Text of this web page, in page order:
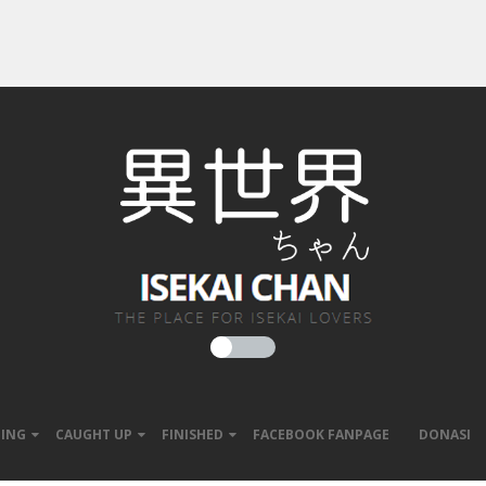
CAUGHT UP FINISHED FACEBOOK FANPAGE DONASI